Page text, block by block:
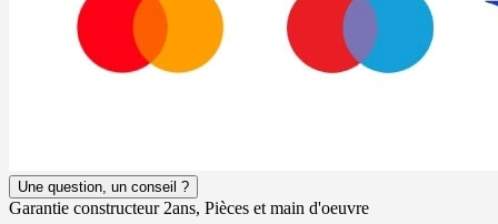
Une question, un conseil ?
Garantie constructeur 2ans, Pièces et main d'oeuvre